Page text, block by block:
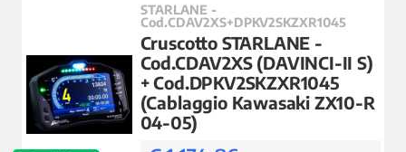
STARLANE -
Cod.CDAV2XS+DPKV2SKZXR1045
Cruscotto STARLANE -
Cod.CDAV2XS (DAVINCI-II S)
+ Cod.DPKV2SKZXR1045
(Cablaggio Kawasaki ZX10-R
04-05)